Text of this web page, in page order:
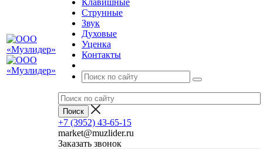
Клавишные
Струнные
Звук
Духовые
Уценка
Контакты
+7 (3952) 43-65-15
market@muzlider.ru
Заказать звонок